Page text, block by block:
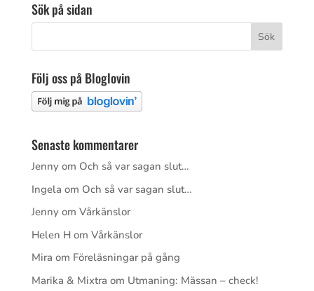
Sök på sidan
Följ oss på Bloglovin
Senaste kommentarer
Jennyom Och så var sagan slut…
Ingela om Och så var sagan slut…
Jennyom Vårkänslor
Helen Hom Vårkänslor
Mira om Föreläsningar på gång
Marika & Mixtra om Utmaning: Mässan – check!